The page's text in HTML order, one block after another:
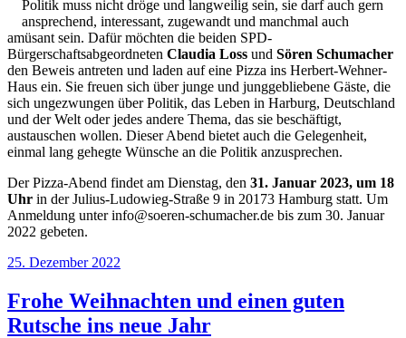
Politik muss nicht dröge und langweilig sein, sie darf auch gern
ansprechend, interessant, zugewandt und manchmal auch
amüsant sein. Dafür möchten die beiden SPD-
Bürgerschaftsabgeordneten Claudia Loss und Sören Schumacher
den Beweis antreten und laden auf eine Pizza ins Herbert-Wehner-
Haus ein. Sie freuen sich über junge und junggebliebene Gäste, die
sich ungezwungen über Politik, das Leben in Harburg, Deutschland
und der Welt oder jedes andere Thema, das sie beschäftigt,
austauschen wollen. Dieser Abend bietet auch die Gelegenheit,
einmal lang gehegte Wünsche an die Politik anzusprechen.
Der Pizza-Abend findet am Dienstag, den 31. Januar 2023, um 18
Uhr in der Julius-Ludowieg-Straße 9 in 20173 Hamburg statt. Um
Anmeldung unter info@soeren-schumacher.de bis zum 30. Januar
2022 gebeten.
Veröffentlicht
25. Dezember 2022
Frohe Weihnachten und einen guten
Rutsche ins neue Jahr